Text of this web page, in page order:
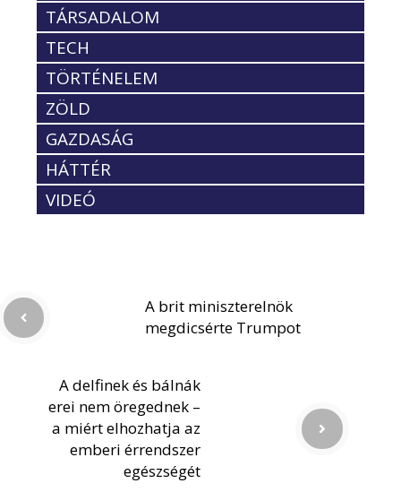
TÁRSADALOM
TECH
TÖRTÉNELEM
ZÖLD
GAZDASÁG
HÁTTÉR
VIDEÓ
A brit miniszterelnök
megdicsérte Trumpot
A delfinek és bálnák
erei nem öregednek –
a miért elhozhatja az
emberi érrendszer
egészségét